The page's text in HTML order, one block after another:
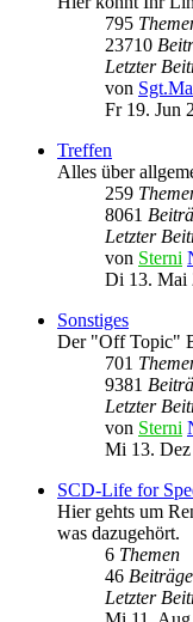
795
23710
Letzter
von
Fr 19. Jun
Treffen
Alles über
259
8061
Letzter
von Sterni
Di 13. Mai
Sonstiges
Der "Off Topic"
701
9381
Letzter
von Sterni
Mi 13.
SCD-Life for
Hier gehts um
was dazugehört.
6 Themen
46 Beiträge
Letzter